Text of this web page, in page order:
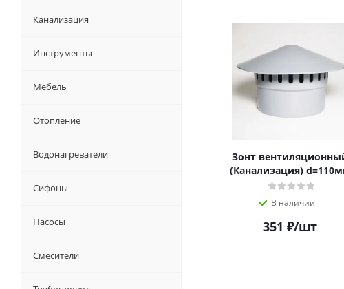
Зонт
(Канализация)
В наличии
351 ₽/шт
Канализация
Инструменты
Мебель
Отопление
Водонагреватели
Сифоны
Насосы
Смесители